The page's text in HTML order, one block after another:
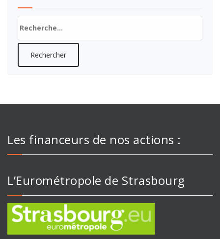
Les financeurs de nos actions :
L’Eurométropole de Strasbourg